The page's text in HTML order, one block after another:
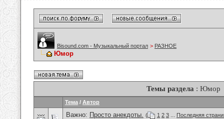
Bisound.com - Музыкальный портал > РАЗНОЕ
Юмор
Темы раздела : Юмор
Тема / Автор
Важно: Просто анекдоты. ( 1 2 3
Последняя